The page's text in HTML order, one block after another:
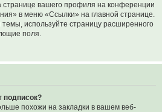
странице вашего профиля на конференции
в меню «Ссылки» на главной странице.
используйте страницу расширенного
поля.
подписок?
похожи на закладки в вашем веб-